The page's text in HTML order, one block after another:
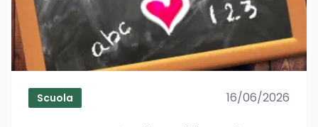
Scuola 16/06/2026